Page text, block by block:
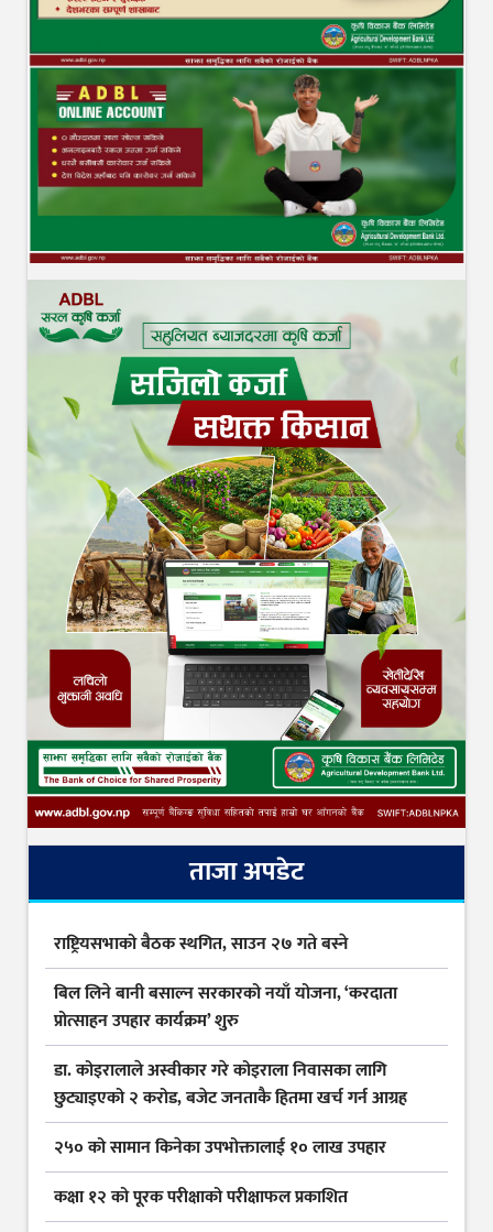
ताजा अपडेट
राष्ट्रियसभाको बैठक स्थगित, साउन २७ गते बस्ने
बिल लिने बानी बसाल्न सरकारको नयाँ योजना, ‘करदाता
प्रोत्साहन उपहार कार्यक्रम’ शुरु
डा. कोइरालाले अस्वीकार गरे कोइराला निवासका लागि
छुट्याइएको २ करोड, बजेट जनताकै हितमा खर्च गर्न आग्रह
२५० को सामान किनेका उपभोक्तालाई १० लाख उपहार
कक्षा १२ को पूरक परीक्षाको परीक्षाफल प्रकाशित